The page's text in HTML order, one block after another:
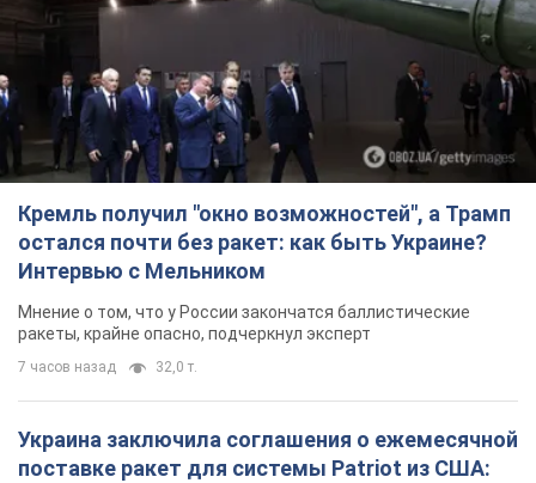
Кремль получил "окно возможностей", а Трамп
остался почти без ракет: как быть Украине?
Интервью с Мельником
Мнение о том, что у России закончатся баллистические
ракеты, крайне опасно, подчеркнул эксперт
7 часов назад 32,0 т.
Украина заключила соглашения о ежемесячной
поставке ракет для системы Patriot из США: